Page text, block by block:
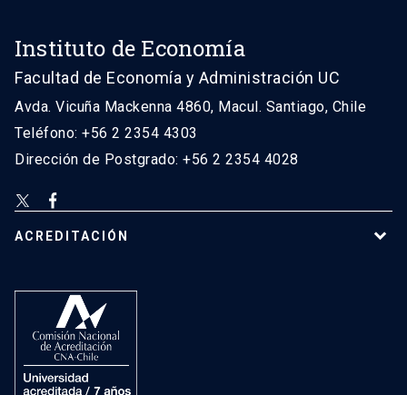
Instituto de Economía
Facultad de Economía y Administración UC
Avda. Vicuña Mackenna 4860, Macul. Santiago, Chile
Teléfono: +56 2 2354 4303
Dirección de Postgrado: +56 2 2354 4028
ACREDITACIÓN